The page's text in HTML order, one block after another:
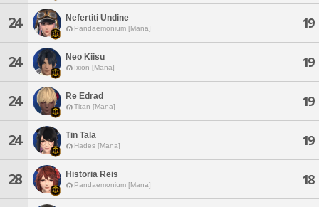
24 Nefertiti Undine
Pandaemonium [Mana] 19
24 Neo Kiisu
Ixion [Mana] 19
24 Re Edrad
Titan [Mana] 19
24 Tin Tala
Hades [Mana] 19
28 Historia Reis
Pandaemonium [Mana] 18